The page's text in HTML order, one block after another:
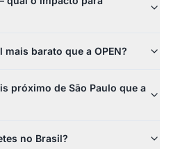
barato que a OPEN?
próximo de São Paulo que a
no Brasil?